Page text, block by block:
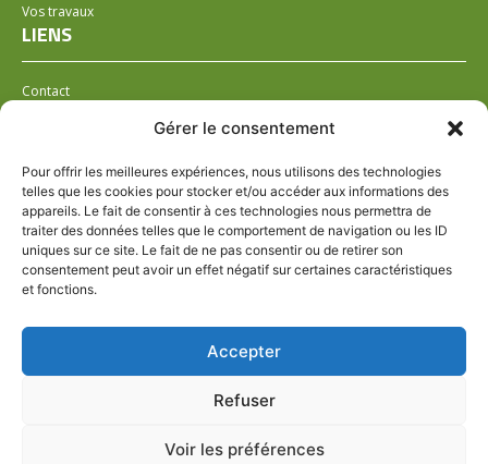
Gérer le consentement
Pour offrir les meilleures expériences, nous utilisons des technologies
telles que les cookies pour stocker et/ou accéder aux informations des
appareils. Le fait de consentir à ces technologies nous permettra de
traiter des données telles que le comportement de navigation ou les ID
uniques sur ce site. Le fait de ne pas consentir ou de retirer son
consentement peut avoir un effet négatif sur certaines caractéristiques
et fonctions.
Accepter
Refuser
Voir les préférences
Vos travaux
LIENS
Contact
Mentions légales
Conditions générales de ventes
Politique de confidentialité
Politique de cookies (UE)
HORAIRES VARIABLES SUIVANT LE POINT DE
DISTRIBUTION
PAIEMENT SÉCURISÉ